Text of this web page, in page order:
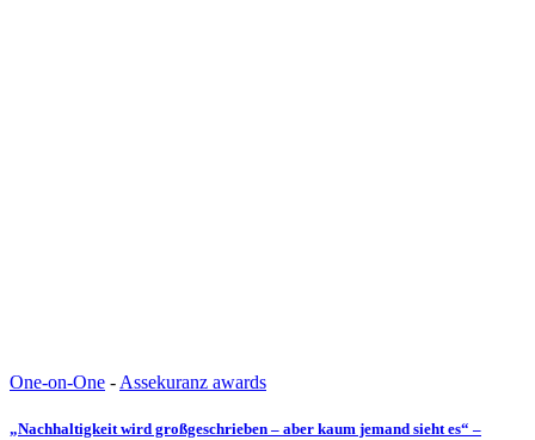
One-on-One - Assekuranz awards
„Nachhaltigkeit wird großgeschrieben – aber kaum jemand sieht es“ –